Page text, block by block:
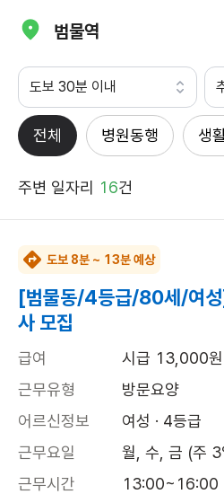
범물역
도보 30분 이내
전체 병원동행 생
주변 일자리 16건
도보 8분 ~ 13분 예상
[범물동/4등급/80세/여성
사 모집
급여
시급 13,000원
근무유형
방문요양
어르신정보
여성 · 4등급
근무요일
월, 수, 금 (주 3
근무시간
13:00~16:00